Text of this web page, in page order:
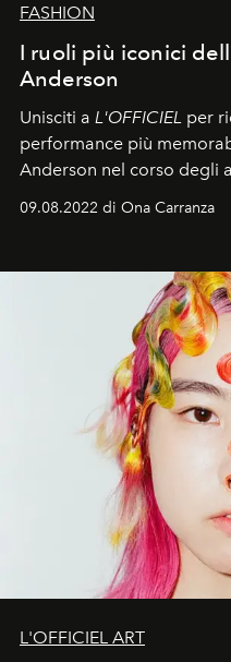
FASHION
I ruoli più iconici
Anderson
Unisciti a L'OFFICIEL per
performance più
Anderson nel corso degli
09.08.2022 di Ona Carranza
L'OFFICIEL ART